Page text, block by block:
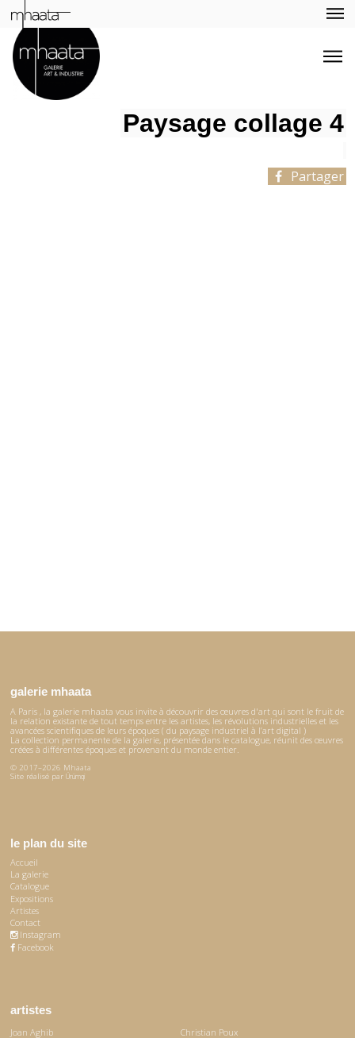
Paysage collage 4
Partager
galerie mhaata
A Paris , la galerie mhaata vous invite à découvrir des œuvres d'art qui sont le fruit de
la relation existante de tout temps entre les artistes, les révolutions industrielles et les
avancées scientifiques de leurs époques ( du paysage industriel à l’art digital )
La collection permanente de la galerie, présentée dans le catalogue, réunit des œuvres
créées à différentes époques et provenant du monde entier.
© 2017–2026 Mhaata
Site réalisé par Ürümqi
le plan du site
Accueil
La galerie
Catalogue
Expositions
Artistes
Contact
Instagram
Facebook
artistes
Joan Aghib
Christian Poux